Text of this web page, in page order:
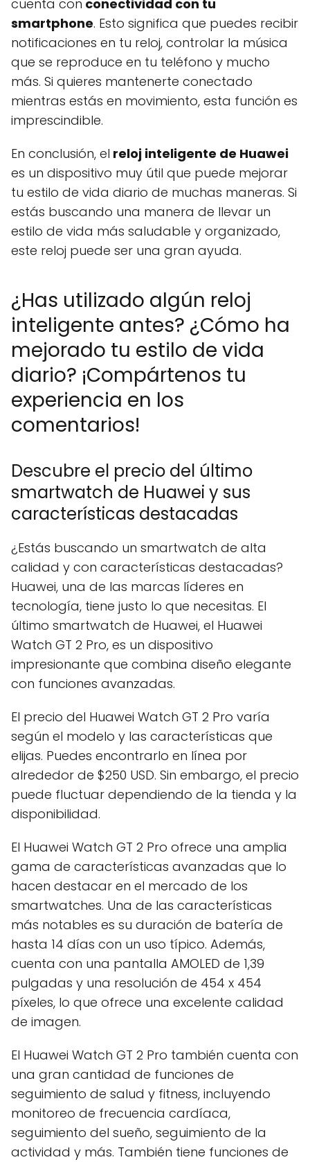
cuenta con conectividad con tu
smartphone. Esto significa que puedes recibir
notificaciones en tu reloj, controlar la música
que se reproduce en tu teléfono y mucho
más. Si quieres mantenerte conectado
mientras estás en movimiento, esta función es
imprescindible.
En conclusión, el reloj inteligente de Huawei
es un dispositivo muy útil que puede mejorar
tu estilo de vida diario de muchas maneras. Si
estás buscando una manera de llevar un
estilo de vida más saludable y organizado,
este reloj puede ser una gran ayuda.
¿Has utilizado algún reloj
inteligente antes? ¿Cómo ha
mejorado tu estilo de vida
diario? ¡Compártenos tu
experiencia en los
comentarios!
Descubre el precio del último
smartwatch de Huawei y sus
características destacadas
¿Estás buscando un smartwatch de alta
calidad y con características destacadas?
Huawei, una de las marcas líderes en
tecnología, tiene justo lo que necesitas. El
último smartwatch de Huawei, el Huawei
Watch GT 2 Pro, es un dispositivo
impresionante que combina diseño elegante
con funciones avanzadas.
El precio del Huawei Watch GT 2 Pro varía
según el modelo y las características que
elijas. Puedes encontrarlo en línea por
alrededor de $250 USD. Sin embargo, el precio
puede fluctuar dependiendo de la tienda y la
disponibilidad.
El Huawei Watch GT 2 Pro ofrece una amplia
gama de características avanzadas que lo
hacen destacar en el mercado de los
smartwatches. Una de las características
más notables es su duración de batería de
hasta 14 días con un uso típico. Además,
cuenta con una pantalla AMOLED de 1,39
pulgadas y una resolución de 454 x 454
píxeles, lo que ofrece una excelente calidad
de imagen.
El Huawei Watch GT 2 Pro también cuenta con
una gran cantidad de funciones de
seguimiento de salud y fitness, incluyendo
monitoreo de frecuencia cardíaca,
seguimiento del sueño, seguimiento de la
actividad y más. También tiene funciones de